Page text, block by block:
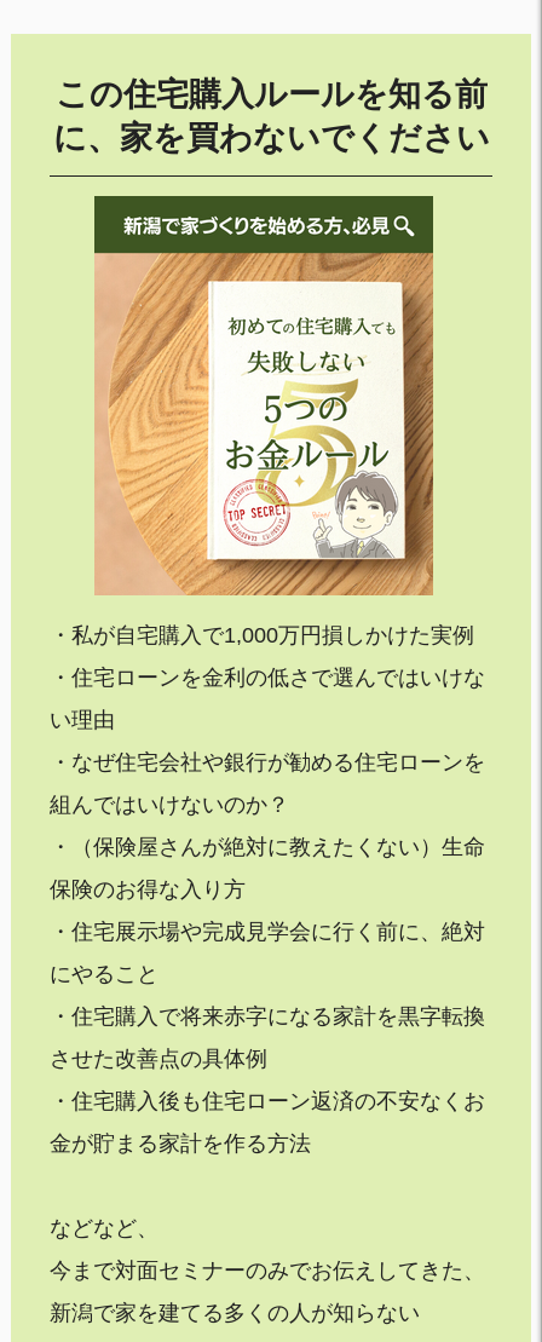
この住宅購入ルールを知る前
に、家を買わないでください
・私が自宅購入で1,000万円損しかけた実例
・住宅ローンを金利の低さで選んではいけな
い理由
・なぜ住宅会社や銀行が勧める住宅ローンを
組んではいけないのか？
・（保険屋さんが絶対に教えたくない）生命
保険のお得な入り方
・住宅展示場や完成見学会に行く前に、絶対
にやること
・住宅購入で将来赤字になる家計を黒字転換
させた改善点の具体例
・住宅購入後も住宅ローン返済の不安なくお
金が貯まる家計を作る方法
などなど、
今まで対面セミナーのみでお伝えしてきた、
新潟で家を建てる多くの人が知らない